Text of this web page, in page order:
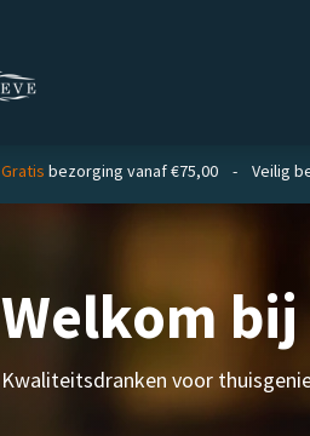
Gratis bezorging vanaf €75,00 - Veilig
Welkom bij
Kwaliteitsdranken voor